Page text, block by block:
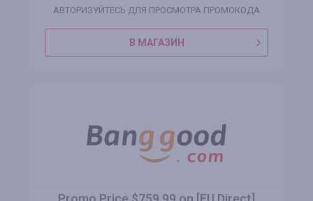
АВТОРИЗУЙТЕСЬ ДЛЯ ПРОСМОТРА ПРОМОКОДА
В МАГАЗИН